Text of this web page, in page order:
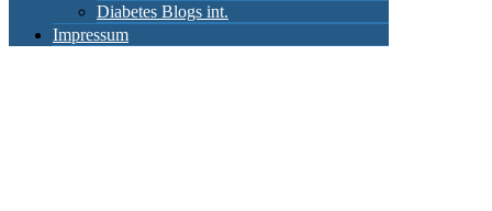
Diabetes Blogs int.
Impressum